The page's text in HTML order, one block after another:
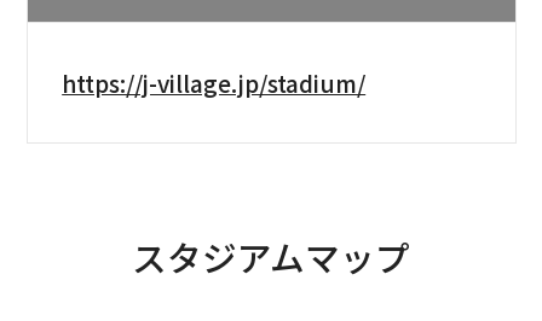
https://j-village.jp/stadium/
スタジアムマップ